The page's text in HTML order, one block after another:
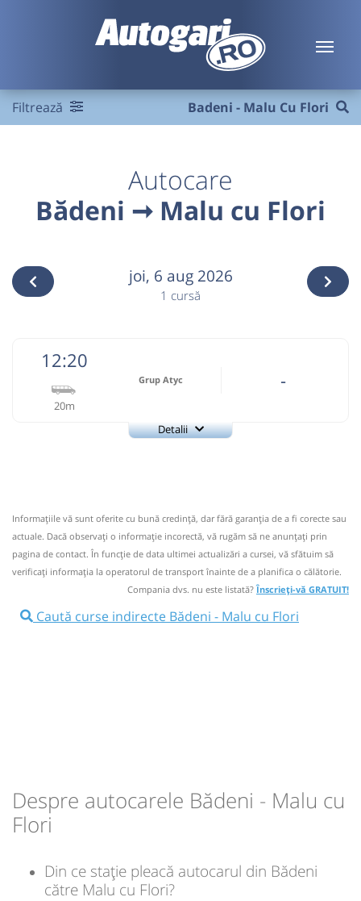
Filtrează Badeni - Malu Cu Flori
Autocare
Bădeni ➞ Malu cu Flori
joi, 6 aug 2026
1 cursă
12:20
20m
Grup Atyc -
Detalii
Nu a circulat?Semnalați aici
Pune poze din călătoria ta ⤣
12:20 Bădeni Badeni
Microbuz: * Campulung Muscel-Targoviste
-
Sursa:
Informaţiile vă sunt oferite cu bună credinţă, dar fără garanţia de a fi corecte sau
actuale. Dacă observați o informaţie incorectă, vă rugăm să ne anunțați prin
pagina de contact. În funcție de data ultimei actualizări a cursei, vă sfătuim să
verificaţi informaţia la operatorul de transport înainte de a planifica o călătorie.
Compania dvs. nu este listată?Înscrieți-vă GRATUIT!
Caută curse indirecte Bădeni - Malu cu Flori
Despre autocarele Bădeni - Malu cu
Flori
Din ce stație pleacă autocarul din Bădeni
către Malu cu Flori?